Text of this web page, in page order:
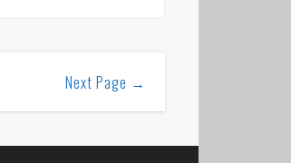
Next Page →